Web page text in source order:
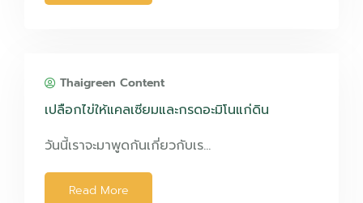
Thaigreen Content
เปลือกไข่ให้แคลเซียมและกรดอะมิโนแก่ดิน
วันนี้เราจะมาพูดกันเกี่ยวกับเร…
Read More